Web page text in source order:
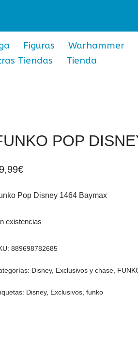
Figuras Warhammer
Tiendas Tienda
POP
€
Pop Disney 1464 Baymax
existencias
889698782685
Disney, Exclusivos y chase
Disney, Exclusivos ,funko